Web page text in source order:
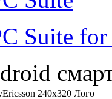
Suite